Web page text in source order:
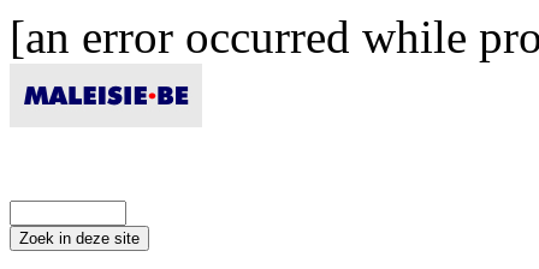
[an error occurred while